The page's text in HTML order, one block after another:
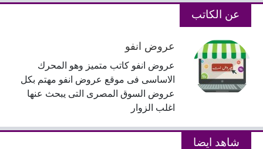
عن الكاتب
عروض انفو
عروض انفو كاتب متميز وهو المحرك
الاساسى فى موقع عروض انفو مهتم بكل
عروض السوق المصرى التى يبحث عنها
اغلب الزوار
شاهد ايضا